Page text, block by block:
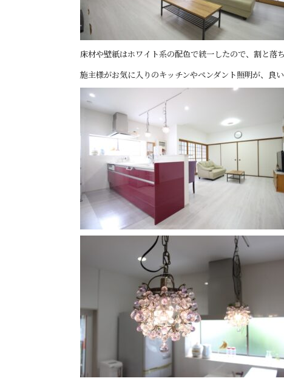
床材や壁紙はホワイト系の配色で統一したので、割と落
施主様がお気に入りのキッチンやペンダント照明が、良